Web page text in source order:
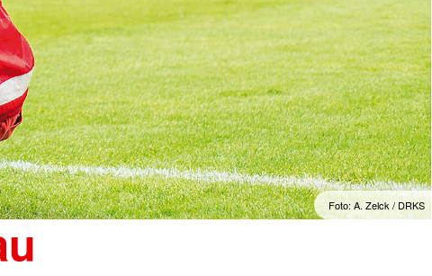
Foto: A. Zelck / DRKS